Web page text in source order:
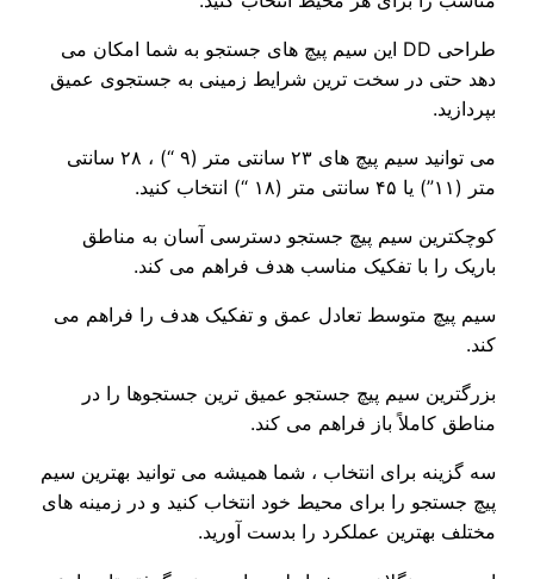
طراحی DD این سیم پیچ های جستجو به شما امکان می
دهد حتی در سخت ترین شرایط زمینی به جستجوی عمیق
بپردازید.
می توانید سیم پیچ های ۲۳ سانتی متر (۹ “) ، ۲۸ سانتی
متر (۱۱”) یا ۴۵ سانتی متر (۱۸ “) انتخاب کنید.
کوچکترین سیم پیچ جستجو دسترسی آسان به مناطق
باریک را با تفکیک مناسب هدف فراهم می کند.
سیم پیچ متوسط ​​تعادل عمق و تفکیک هدف را فراهم می
کند.
بزرگترین سیم پیچ جستجو عمیق ترین جستجوها را در
مناطق کاملاً باز فراهم می کند.
سه گزینه برای انتخاب ، شما همیشه می توانید بهترین سیم
پیچ جستجو را برای محیط خود انتخاب کنید و در زمینه های
مختلف بهترین عملکرد را بدست آورید.